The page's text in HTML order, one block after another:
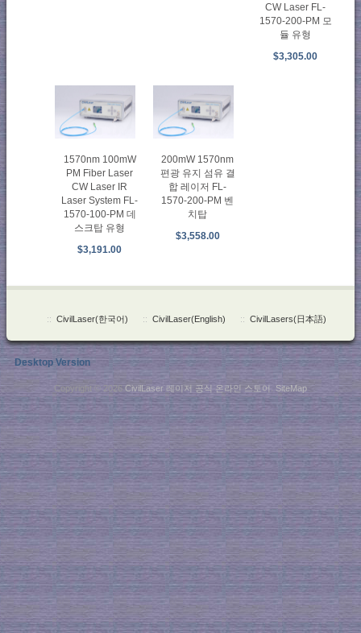
CW Laser FL-
1570-200-PM 모
듈 유형
$3,305.00
1570nm 100mW
PM Fiber Laser
CW Laser IR
Laser System FL-
1570-100-PM 데
스크탑 유형
$3,191.00
200mW 1570nm
편광 유지 섬유 결
합 레이저 FL-
1570-200-PM 벤
치탑
$3,558.00
:: CivilLaser(한국어) :: CivilLaser(English) :: CivilLasers(日本語)
Desktop Version
Copyright © 2026 CivilLaser 레이저 공식 온라인 스토어 SiteMap